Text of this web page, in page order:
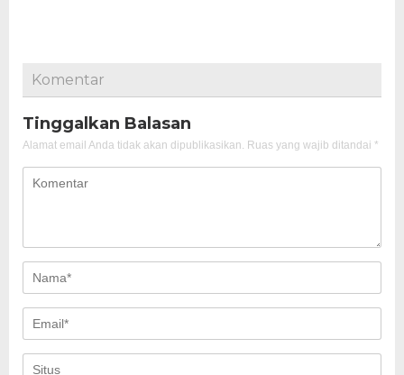
Komentar
Tinggalkan Balasan
Alamat email Anda tidak akan dipublikasikan. Ruas yang wajib ditandai *